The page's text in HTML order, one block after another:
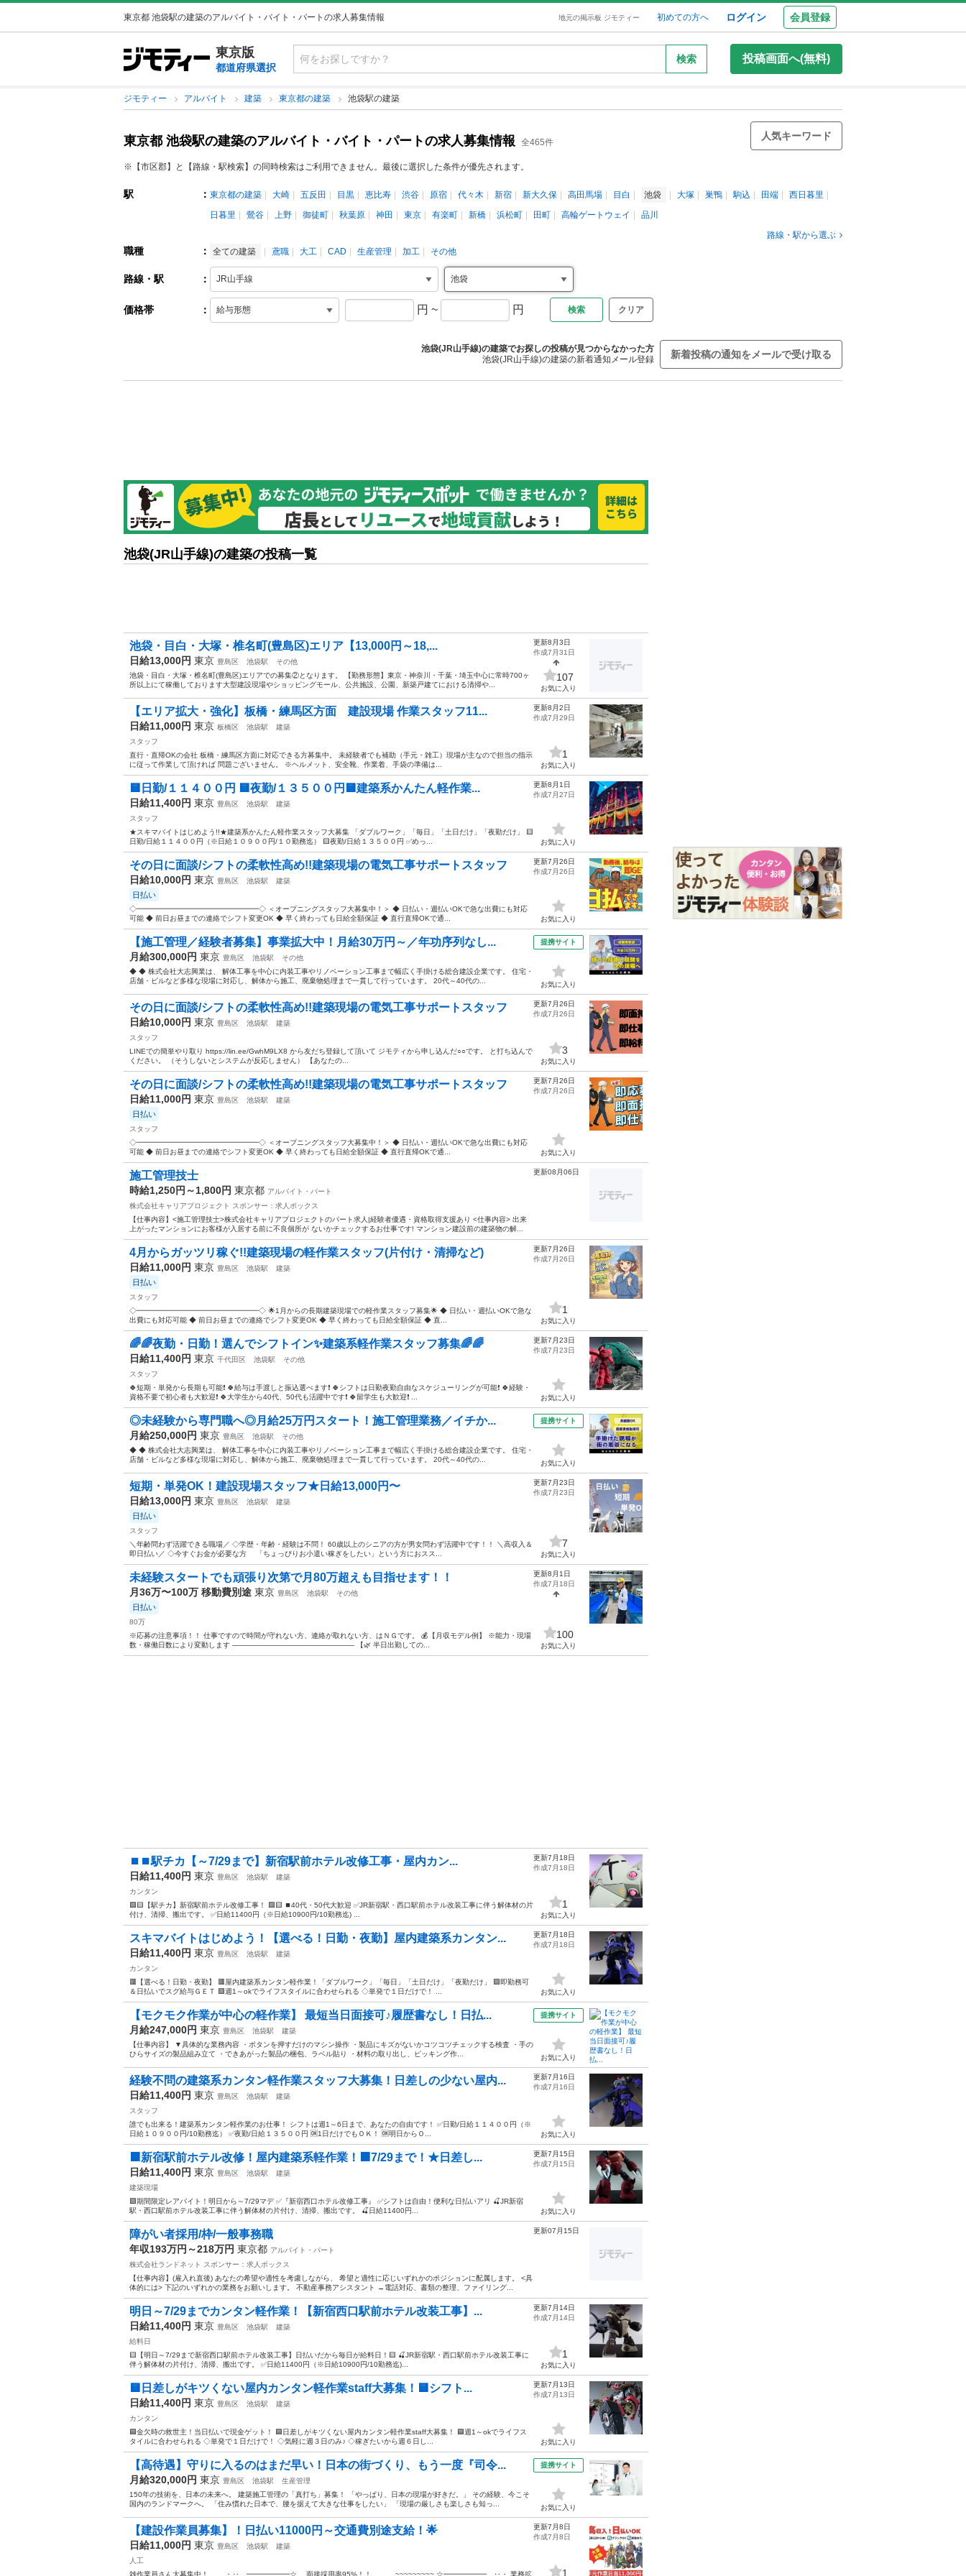
東京都 池袋駅の建築のアルバイト・バイト・パートの求人募集情報 地元の掲示板 ジモティー 初めての方へ ログイン 会員登録
東京版
都道府県選択
検索 投稿画面へ(無料)
ジモティー アルバイト 建築 東京都の建築 池袋駅の建築
東京都 池袋駅の建築のアルバイト・バイト・パートの求人募集情報 全465件
人気キーワード
※【市区郡】と【路線・駅検索】の同時検索はご利用できません。最後に選択した条件が優先されます。
駅 ： 東京都の建築 大崎 五反田 目黒 恵比寿 渋谷 原宿 代々木 新宿 新大久保 高田馬場 目白 池袋 大塚 巣鴨 駒込 田端
西日暮里
日暮里
鶯谷 上野 御徒町 秋葉原 神田 東京 有楽町 新橋 浜松町 田町 高輪ゲートウェイ
品川
路線・駅から選ぶ
職種 ： 全ての建築 鳶職 大工 CAD 生産管理 加工 その他
路線・駅 ：
価格帯 ： 円 ~ 円 クリア
池袋(JR山手線)の建築でお探しの投稿が見つからなかった方
池袋(JR山手線)の建築の新着通知メール登録
新着投稿の通知をメールで受け取る
池袋(JR山手線)の建築の投稿一覧
池袋・目白・大塚・椎名町(豊島区)エリア【13,000円～18,...
日給13,000円 東京 豊島区 池袋駅
その他
池袋・目白・大塚・椎名町(豊島区)エリアでの募集②となります。 【勤務形態】東京・神奈川・千葉・埼玉中心に常時700ヶ
所以上にて稼働しております大型建設現場やショッピングモール、公共施設、公園、新築戸建てにおける清掃や...
更新8月3日
作成7月31日
107
お気に入り
【エリア拡大・強化】板橋・練馬区方面 建設現場 作業スタッフ11...
日給11,000円 東京 板橋区 池袋駅
建築
スタッフ
直行・直帰OKの会社 板橋・練馬区方面に対応できる方募集中。 未経験者でも補助（手元・雑工）現場が主なので担当の指示
に従って作業して頂ければ 問題ございません。 ※ヘルメット、安全靴、作業着、手袋の準備は...
更新8月2日
作成7月29日
1
お気に入り
🟨日勤/１１４００円 🟨夜勤/１３５００円🟨建築系かんたん軽作業...
日給11,400円 東京 豊島区 池袋駅
建築
スタッフ
★スキマバイトはじめよう!!★建築系かんたん軽作業スタッフ大募集 「ダブルワーク」「毎日」「土日だけ」「夜勤だけ」 🟨
日勤/日給１１４００円（※日給１０９００円/１０勤務迄） 🟨夜勤/日給１３５００円 ✅めっ...
更新8月1日
作成7月27日
お気に入り
その日に面談/シフトの柔軟性高め!!建築現場の電気工事サポートスタッフ
日給10,000円 東京 豊島区 池袋駅 建築
日払い
◇━━━━━━━━━━━━━━━━━◇ ＜オープニングスタッフ大募集中！＞ ◆ 日払い・週払いOKで急な出費にも対応
可能 ◆ 前日お昼までの連絡でシフト変更OK ◆ 早く終わっても日給全額保証 ◆ 直行直帰OKで通...
更新7月26日
作成7月26日
お気に入り
【施工管理／経験者募集】事業拡大中！月給30万円～／年功序列なし...
月給300,000円 東京 豊島区 池袋駅
その他
◆ ◆ 株式会社大志興業は、 解体工事を中心に内装工事やリノベーション工事まで幅広く手掛ける総合建設企業です。 住宅・
店舗・ビルなど多様な現場に対応し、解体から施工、廃棄物処理まで一貫して行っています。 20代～40代の...
提携サイト
お気に入り
その日に面談/シフトの柔軟性高め!!建築現場の電気工事サポートスタッフ
日給10,000円 東京 豊島区 池袋駅
建築
スタッフ
LINEでの簡単やり取り https://lin.ee/GwhM9LX8 から友だち登録して頂いて ジモティから申し込んだ○○です。 と打ち込んで
ください。 （そうしないとシステムが反応しません） 【あなたの...
更新7月26日
作成7月26日
3
お気に入り
その日に面談/シフトの柔軟性高め!!建築現場の電気工事サポートスタッフ
日給11,000円 東京 豊島区 池袋駅 建築
日払い
スタッフ
◇━━━━━━━━━━━━━━━━━◇ ＜オープニングスタッフ大募集中！＞ ◆ 日払い・週払いOKで急な出費にも対応
可能 ◆ 前日お昼までの連絡でシフト変更OK ◆ 早く終わっても日給全額保証 ◆ 直行直帰OKで通...
更新7月26日
作成7月26日
お気に入り
施工管理技士
時給1,250円～1,800円 東京都 アルバイト・パート
株式会社キャリアプロジェクト スポンサー：求人ボックス
【仕事内容】<施工管理技士>株式会社キャリアプロジェクトのパート求人|経験者優遇・資格取得支援あり <仕事内容> 出来
上がったマンションにお客様が入居する前に不良個所が ないかチェックするお仕事です! マンション建設前の建築物の解...
更新08月06日
4月からガッツリ稼ぐ!!建築現場の軽作業スタッフ(片付け・清掃など)
日給11,000円 東京 豊島区 池袋駅 建築
日払い
スタッフ
◇━━━━━━━━━━━━━━━━━◇ 🌟1月からの長期建築現場での軽作業スタッフ募集🌟 ◆ 日払い・週払いOKで急な
出費にも対応可能 ◆ 前日お昼までの連絡でシフト変更OK ◆ 早く終わっても日給全額保証 ◆ 直...
更新7月26日
作成7月26日
1
お気に入り
🌈🌈夜勤・日勤！選んでシフトイン✨建築系軽作業スタッフ募集🌈🌈
日給11,400円 東京 千代田区 池袋駅
その他
スタッフ
🍀短期・単発から長期も可能❗ 🍀給与は手渡しと振込選べます❗ 🍀シフトは日勤夜勤自由なスケジューリングが可能❗ 🍀経験・
資格不要で初心者も大歓迎❗ 🍀大学生から40代、50代も活躍中です❗ 🍀留学生も大歓迎❗ ...
更新7月23日
作成7月23日
お気に入り
◎未経験から専門職へ◎月給25万円スタート！施工管理業務／イチか...
月給250,000円 東京 豊島区 池袋駅
その他
◆ ◆ 株式会社大志興業は、 解体工事を中心に内装工事やリノベーション工事まで幅広く手掛ける総合建設企業です。 住宅・
店舗・ビルなど多様な現場に対応し、解体から施工、廃棄物処理まで一貫して行っています。 20代～40代の...
提携サイト
お気に入り
短期・単発OK！建設現場スタッフ★日給13,000円〜
日給13,000円 東京 豊島区 池袋駅 建築
日払い
スタッフ
＼年齢問わず活躍できる職場／ ◇学歴・年齢・経験は不問！ 60歳以上のシニアの方が男女問わず活躍中です！！ ＼高収入＆
即日払い／ ◇今すぐお金が必要な方 「ちょっぴりお小遣い稼ぎをしたい」という方におスス...
更新7月23日
作成7月23日
7
お気に入り
未経験スタートでも頑張り次第で月80万超えも目指せます！！
月36万〜100万 移動費別途 東京 豊島区 池袋駅 その他
日払い
80万
※応募の注意事項！！ 仕事ですので時間が守れない方、連絡が取れない方、はＮＧです。 💰【月収モデル例】 ※能力・現場
数・稼働日数により変動します ――――――――――――――――― 【🌿 半日出勤しての...
更新8月1日
作成7月18日
100
お気に入り
⏹️⏹️駅チカ【～7/29まで】新宿駅前ホテル改修工事・屋内カン...
日給11,400円 東京 豊島区 池袋駅
建築
カンタン
🟪🟨【駅チカ】新宿駅前ホテル改修工事！ 🟪🟨 ⏹️40代・50代大歓迎 ✅JR新宿駅・西口駅前ホテル改装工事に伴う解体材の片
付け、清掃、搬出です。 ✅日給11400円（※日給10900円/10勤務迄) ...
更新7月18日
作成7月18日
1
お気に入り
スキマバイトはじめよう！【選べる！日勤・夜勤】屋内建築系カンタン...
日給11,400円 東京 豊島区 池袋駅
建築
カンタン
🟥【選べる！日勤・夜勤】 🟥屋内建築系カンタン軽作業！「ダブルワーク」「毎日」「土日だけ」「夜勤だけ」 🟩即勤務可
＆日払いでスグ給与ＧＥＴ 🟩週1～okでライフスタイルに合わせられる ◇単発で１日だけで！ ...
更新7月18日
作成7月18日
お気に入り
【モクモク作業が中心の軽作業】 最短当日面接可♪履歴書なし！日払...
月給247,000円 東京 豊島区 池袋駅
建築
【仕事内容】 ▼具体的な業務内容 ・ボタンを押すだけのマシン操作 ・製品にキズがないかコツコツチェックする検査 ・手の
ひらサイズの製品組み立て ・できあがった製品の梱包、ラベル貼り ・材料の取り出し、ピッキング作...
提携サイト
お気に入り
経験不問の建築系カンタン軽作業スタッフ大募集！日差しの少ない屋内...
日給11,400円 東京 豊島区 池袋駅
建築
スタッフ
誰でも出来る！建築系カンタン軽作業のお仕事！ シフトは週1～6日まで、あなたの自由です！ ✅日勤/日給１１４００円（※
日給１０９００円/10勤務迄） ✅夜勤/日給１３５００円 🆗1日だけでもＯＫ！ 🆗明日からＯ...
更新7月16日
作成7月16日
お気に入り
🟧新宿駅前ホテル改修！屋内建築系軽作業！🟧7/29まで！★日差し...
日給11,400円 東京 豊島区 池袋駅
建築
建築現場
🟩期間限定レアバイト！明日から～7/29マデ ✅『新宿西口ホテル改修工事』 ✅シフトは自由！便利な日払いアリ 🍒JR新宿
駅・西口駅前ホテル改装工事に伴う解体材の片付け、清掃、搬出です。 🍒日給11400円...
更新7月15日
作成7月15日
お気に入り
障がい者採用/枠/一般事務職
年収193万円～218万円 東京都 アルバイト・パート
株式会社ランドネット スポンサー：求人ボックス
【仕事内容】(雇入れ直後) あなたの希望や適性を考慮しながら、 希望と適性に応じいずれかのポジションに配属します。 <具
体的には> 下記のいずれかの業務をお願いします。 不動産事務アシスタント →電話対応、書類の整理、ファイリング...
更新07月15日
明日～7/29までカンタン軽作業！【新宿西口駅前ホテル改装工事】...
日給11,400円 東京 豊島区 池袋駅
建築
給料日
🟨【明日～7/29まで新宿西口駅前ホテル改装工事】日払いだから毎日が給料日！🟨 🍒JR新宿駅・西口駅前ホテル改装工事に
伴う解体材の片付け、清掃、搬出です。 ✅日給11400円（※日給10900円/10勤務迄)...
更新7月14日
作成7月14日
1
お気に入り
🟨日差しがキツくない屋内カンタン軽作業staff大募集！🟨シフト...
日給11,400円 東京 豊島区 池袋駅
建築
カンタン
🟦金欠時の救世主！当日払いで現金ゲット！ 🟦日差しがキツくない屋内カンタン軽作業staff大募集！ 🟦週1～okでライフス
タイルに合わせられる ◇単発で１日だけで！ ◇気軽に週３日のみ♪ ◇稼ぎたいから週６日し...
更新7月13日
作成7月13日
お気に入り
【高待遇】守りに入るのはまだ早い！日本の街づくり、もう一度『司令...
月給320,000円 東京 豊島区 池袋駅
生産管理
150年の技術を、日本の未来へ。 建築施工管理の「真打ち」募集！ 「やっぱり、日本の現場が好きだ。」 その経験、今こそ
国内のランドマークへ。 「住み慣れた日本で、腰を据えて大きな仕事をしたい」 「現場の厳しさも楽しさも知っ...
提携サイト
お気に入り
【建設作業員募集】！日払い11000円～交通費別途支給！🌟
日給11,000円 東京 豊島区 池袋駅
建築
人工
雑作業員さん大募集中！ ・‥…━━━━━━☆ 面接採用率95%！！ ~~~~~~~~~ ☆━━━━━━…‥・ 業務拡
更新7月8日
作成7月8日
1